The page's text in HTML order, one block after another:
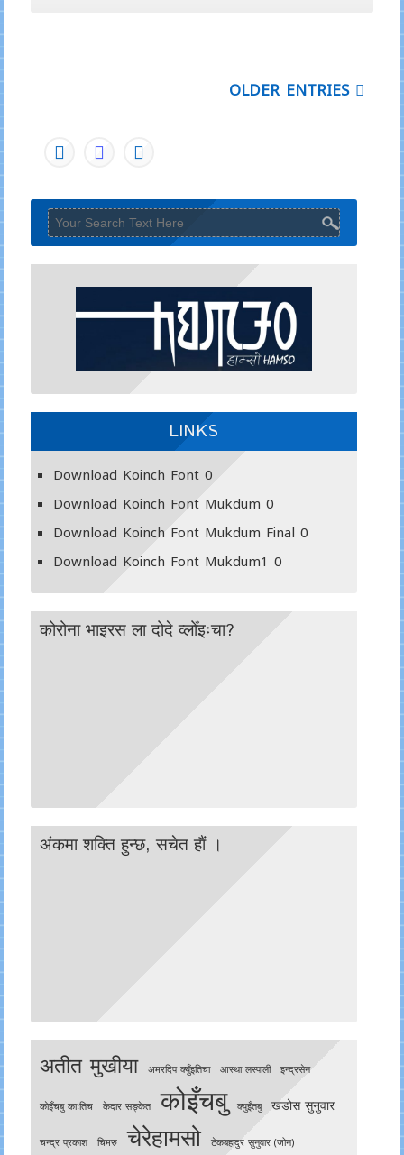
OLDER ENTRIES
LINKS
Download Koinch Font0
Download Koinch Font Mukdum 0
Download Koinch Font Mukdum Final 0
Download Koinch Font Mukdum1 0
कोरोना भाइरस ला दोदे व्लोँइःचा?
अंकमा शक्ति हुन्छ, सचेत हाैं ।
अतीत मुखीया अमरदिप क्युँइतिचा आस्था लस्पाली इन्द्रसेन
काेइँचबु काःतिच केदार सङ्केत कोइँचबु क्युइँतबु खडोस सुनुवार
चन्द्र प्रकाश चिमरु चेरेहामसो टेकबहादुर सुनुवार (जोन)